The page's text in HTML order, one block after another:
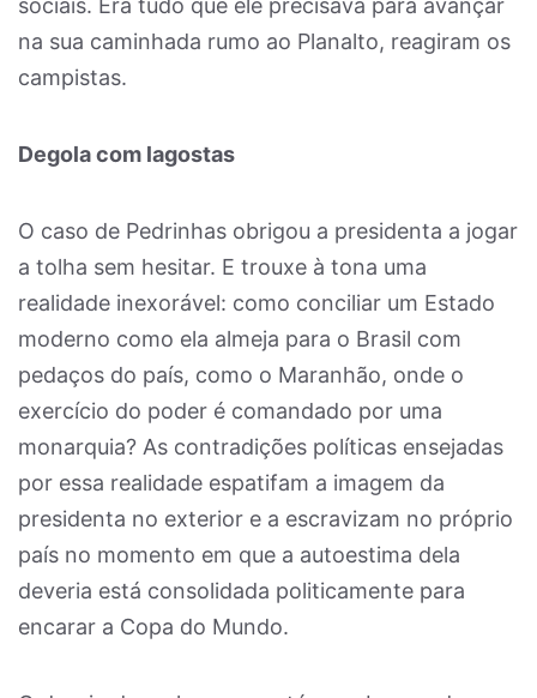
sociais. Era tudo que ele precisava para avançar
na sua caminhada rumo ao Planalto, reagiram os
campistas.
Degola com lagostas
O caso de Pedrinhas obrigou a presidenta a jogar
a tolha sem hesitar. E trouxe à tona uma
realidade inexorável: como conciliar um Estado
moderno como ela almeja para o Brasil com
pedaços do país, como o Maranhão, onde o
exercício do poder é comandado por uma
monarquia? As contradições políticas ensejadas
por essa realidade espatifam a imagem da
presidenta no exterior e a escravizam no próprio
país no momento em que a autoestima dela
deveria está consolidada politicamente para
encarar a Copa do Mundo.